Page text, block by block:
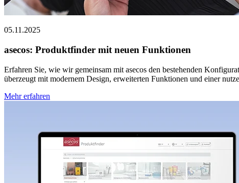
05.11.2025
asecos: Produktfinder mit neuen Funktionen
Erfahren Sie, wie wir gemeinsam mit asecos den bestehenden
überzeugt mit modernem Design, erweiterten Funktionen und einer
Mehr erfahren